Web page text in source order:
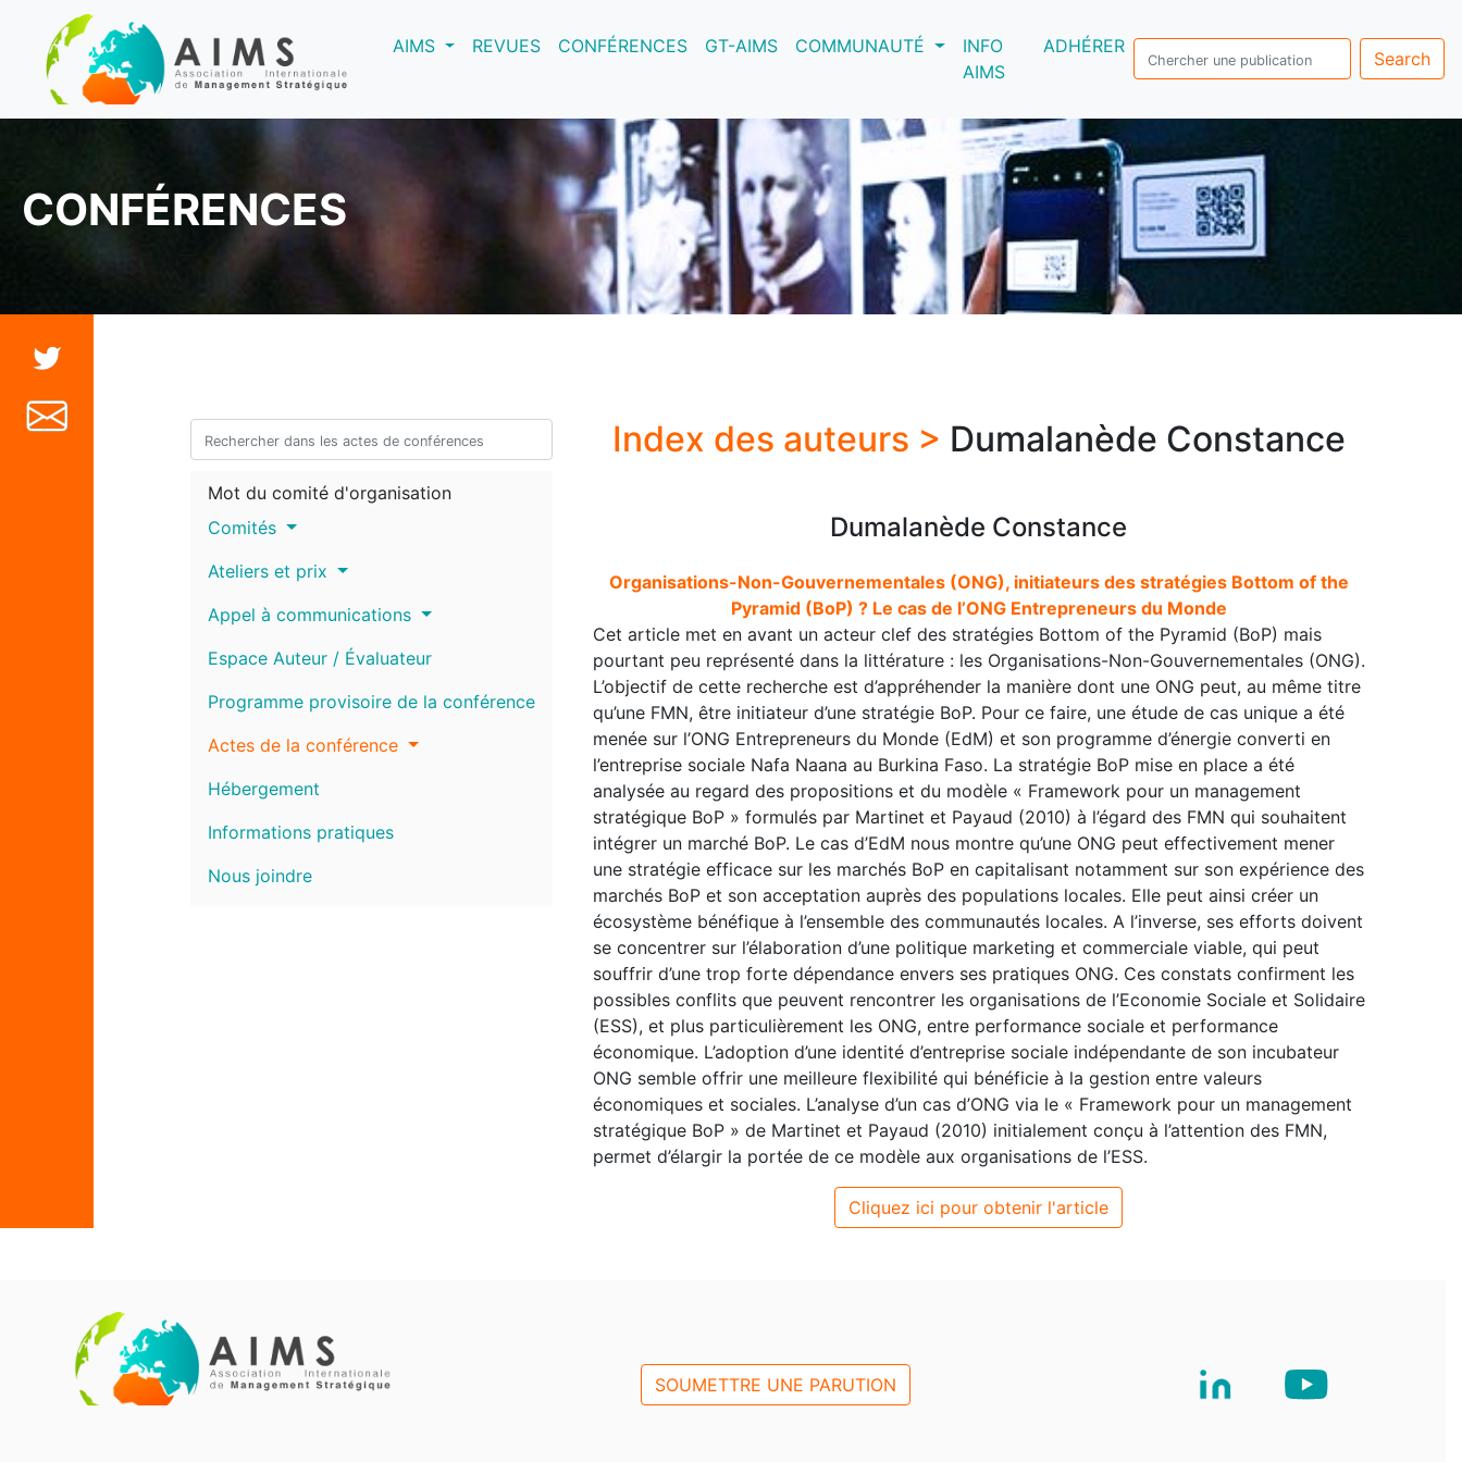
AIMS(current)REVUES CONFÉRENCES GT-AIMS COMMUNAUTÉ
INFO
AIMS
ADHÉRER
Search
CONFÉRENCES
Mot du comité d'organisation
Comités
Ateliers et prix
Appel à communications
Espace Auteur / Évaluateur
Programme provisoire de la conférence
Actes de la conférence
Hébergement
Informations pratiques
Nous joindre
Index des auteurs > Dumalanède Constance
Dumalanède Constance
Organisations-Non-Gouvernementales (ONG), initiateurs des stratégies Bottom of the
Pyramid (BoP) ? Le cas de l’ONG Entrepreneurs du Monde
Cet article met en avant un acteur clef des stratégies Bottom of the Pyramid (BoP) mais
pourtant peu représenté dans la littérature : les Organisations-Non-Gouvernementales (ONG).
L’objectif de cette recherche est d’appréhender la manière dont une ONG peut, au même titre
qu’une FMN, être initiateur d’une stratégie BoP. Pour ce faire, une étude de cas unique a été
menée sur l’ONG Entrepreneurs du Monde (EdM) et son programme d’énergie converti en
l’entreprise sociale Nafa Naana au Burkina Faso. La stratégie BoP mise en place a été
analysée au regard des propositions et du modèle « Framework pour un management
stratégique BoP » formulés par Martinet et Payaud (2010) à l’égard des FMN qui souhaitent
intégrer un marché BoP. Le cas d’EdM nous montre qu’une ONG peut effectivement mener
une stratégie efficace sur les marchés BoP en capitalisant notamment sur son expérience des
marchés BoP et son acceptation auprès des populations locales. Elle peut ainsi créer un
écosystème bénéfique à l’ensemble des communautés locales. A l’inverse, ses efforts doivent
se concentrer sur l’élaboration d’une politique marketing et commerciale viable, qui peut
souffrir d’une trop forte dépendance envers ses pratiques ONG. Ces constats confirment les
possibles conflits que peuvent rencontrer les organisations de l’Economie Sociale et Solidaire
(ESS), et plus particulièrement les ONG, entre performance sociale et performance
économique. L’adoption d’une identité d’entreprise sociale indépendante de son incubateur
ONG semble offrir une meilleure flexibilité qui bénéficie à la gestion entre valeurs
économiques et sociales. L’analyse d’un cas d’ONG via le « Framework pour un management
stratégique BoP » de Martinet et Payaud (2010) initialement conçu à l’attention des FMN,
permet d’élargir la portée de ce modèle aux organisations de l’ESS.
Cliquez ici pour obtenir l'article
SOUMETTRE UNE PARUTION